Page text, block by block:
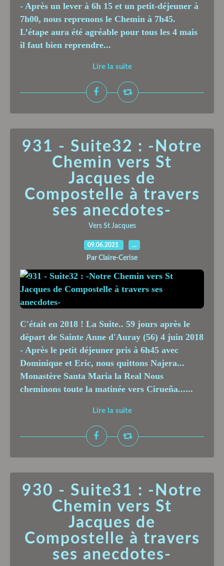
- Après un lever à 6h 15 et un petit-déjeuner à
7h00, nous reprenons le Chemin à 7h45.
L’étape aura été agréable pour tous les 4 mais
il faut bien reprendre...
Lire la suite
931 - Suite32 : -Notre
Chemin vers St
Jacques de
Compostelle à travers
ses anecdotes-
Vers St Jacques
09.06.2021 …
Par Claire-Cerise
C'était en 2018 ! La Suite.. 59 jours après le
départ de Sainte Anne d'Auray (56) 4 juin 2018
- Après le petit déjeuner pris à 6h45 avec
Dominique et Eric, nous quittons Najera...
Monastère Santa Maria la Real Nous
cheminons toute la matinée vers Cirueña......
Lire la suite
930 - Suite31 : -Notre
Chemin vers St
Jacques de
Compostelle à travers
ses anecdotes-